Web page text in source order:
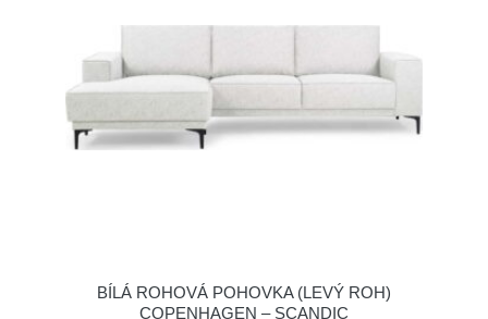
BÍLÁ ROHOVÁ POHOVKA (LEVÝ ROH)
COPENHAGEN – SCANDIC